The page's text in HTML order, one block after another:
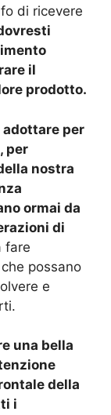
di ricevere
il
prodotto.
per
per
nostra
ormai da
di
fare
che possano
e
una bella
della
i